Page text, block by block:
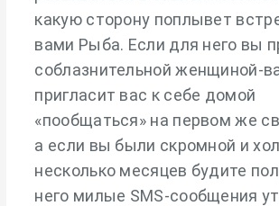
какую сторону поплывет
вами Рыба. Если для него вы
соблазнительной женщиной-
пригласит вас к себе домой
«пообщаться» на первом же
а если вы были скромной и
несколько месяцев будите
него милые SMS-сообщения